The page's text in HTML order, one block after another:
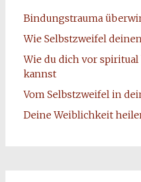
Bindungstrauma
Wie Selbstzweifel
Wie du dich vor
kannst
Vom Selbstzweifel in
Deine Weiblichkeit